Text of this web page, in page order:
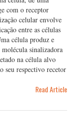
com o receptor
celular envolve
entre as células
célula produz e
sinalizadora
na célula alvo
seu respectivo recetor
Read Article